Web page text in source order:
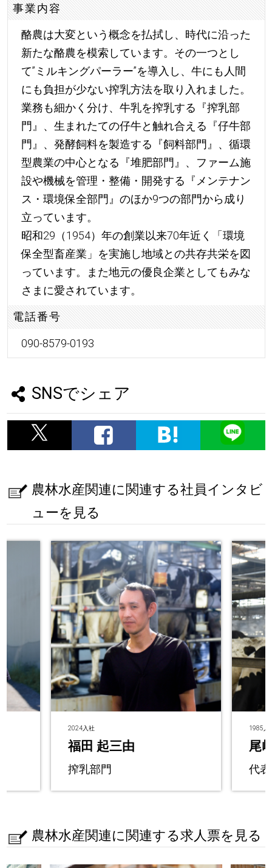
事業内容
酪農は大変という概念を払拭し、時代に沿った
新たな酪農を模索しています。その一つとし
て”ミルキングパーラー”を導入し、牛にも人間
にも負担が少ない搾乳方法を取り入れました。
業務も細かく分け、牛乳を搾乳する『搾乳部
門』、生まれたての仔牛と触れ合える『仔牛部
門』、発酵飼料を製造する『飼料部門』、循環
型農業の中心となる『堆肥部門』、ファーム施
設や機械を管理・整備・開発する『メンテナン
ス・環境保全部門』のほか9つの部門から成り
立っています。
昭和29（1954）年の創業以来70年近く「環境
保全型畜産業」を実施し地域との共存共栄を図
っています。また地元の優良企業としてもみな
さまに愛されています。
電話番号
090-8579-0193
SNSでシェア
農林水産関連に関連する社員インタビ
ューを見る
2024入社
福田 起三由
搾乳部門
1985入
尾
代
農林水産関連に関連する求人票を見る